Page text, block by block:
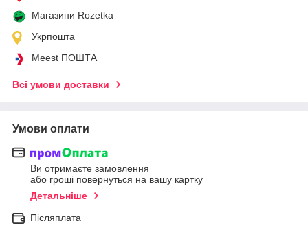
Магазини Rozetka
Укрпошта
Meest ПОШТА
Всі умови доставки
Умови оплати
Ви отримаєте замовлення
або гроші повернуться на вашу картку
Детальніше
Післяплата